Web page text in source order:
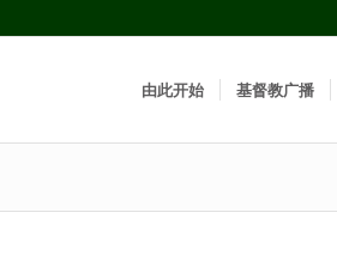
由此开始 基督教广播